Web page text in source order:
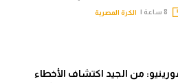
الكرة المصرية
من الجيد اكتشاف الأخطاء